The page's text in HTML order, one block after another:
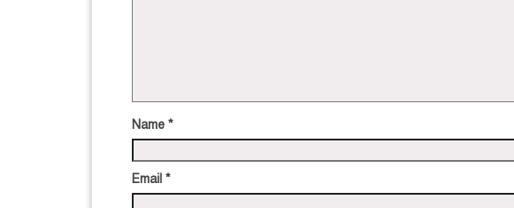
Name *
Email *